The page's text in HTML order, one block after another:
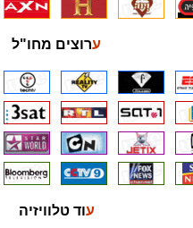
ערוצים מחו"ל
עוד טלוויזיה